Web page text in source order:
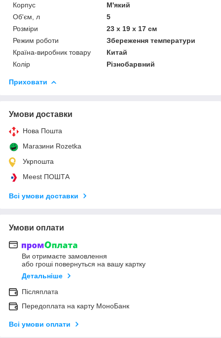
Корпус
М'який
Об'єм, л
5
Розміри
23 х 19 х 17 см
Режим роботи
Збереження температури
Країна-виробник товару
Китай
Колір
Різнобарвний
Приховати
Умови доставки
Нова Пошта
Магазини Rozetka
Укрпошта
Meest ПОШТА
Всі умови доставки
Умови оплати
Ви отримаєте замовлення
або гроші повернуться на вашу картку
Детальніше
Післяплата
Передоплата на карту МоноБанк
Всі умови оплати